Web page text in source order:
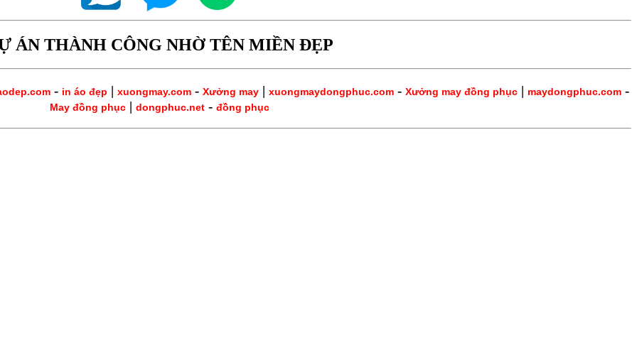
ÁN THÀNH CÔNG NHỜ TÊN MIỀN ĐẸP
- in áo đẹp | xuongmay.com - Xưởng may | xuongmaydongphuc.com - Xưởng may đồng phục | maydongphuc.com -
May đồng phục| dongphuc.net- đồng phục